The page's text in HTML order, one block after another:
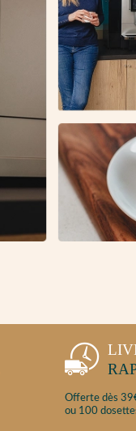
Offerte dès
ou 100